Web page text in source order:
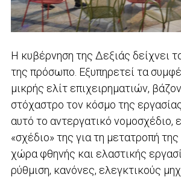
Η κυβέρνηση της Δεξιάς δείχνει
της πρόσωπο. Εξυπηρετεί τα
μικρής ελίτ επιχειρηματιών,
στόχαστρο τον κόσμο της
αυτό το αντεργατικό νομοσχέδιο,
«σχέδιο» της για τη μετατροπή
χώρα φθηνής και ελαστικής
ρύθμιση, κανόνες, ελεγκτικούς